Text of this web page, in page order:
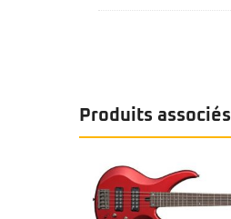
Produits associés